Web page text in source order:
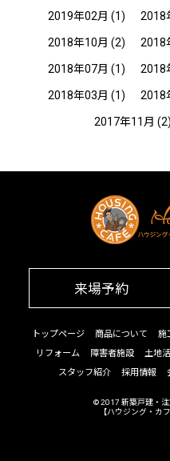
2019年02月 (1) 2018
2018年10月 (2) 2018
2018年07月 (1) 2018
2018年03月 (1) 2018
2017年11月 (2)
来場予約
トップページ 商品について 施
リフォーム
障害者施設 土地
スタッフ紹介
採用情報
© 2017 新築戸建・
【ハウジング・カフ